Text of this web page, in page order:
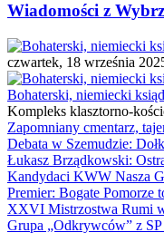
Wiadomości z
czwartek, 18 września
Bohaterski, niemiecki
Kompleks klasztorno-
Zapomniany cmentarz,
Debata w Szemudzie:
Łukasz Brządkowski:
Kandydaci KWW Nasza
Premier: Bogate Pomorze
XXVI Mistrzostwa Rumi
Grupa „Odkrywców” z